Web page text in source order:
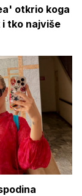
otkrio koga
tko najviše